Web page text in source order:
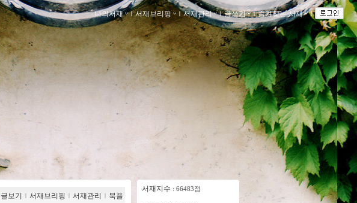
나의서재 ｌ서재브리핑 ｌ서재관리 ｌ글쓰기 ｌ즐겨찾는 서재 ｌ
글보기 ｌ 서재브리핑 ｌ 서재관리 ｌ 북플
서재지수 : 66483점